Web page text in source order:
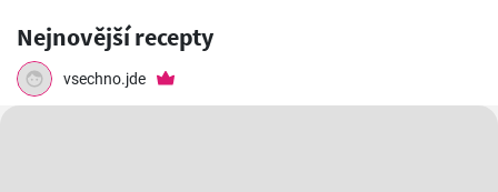
Nejnovější recepty
vsechno.jde